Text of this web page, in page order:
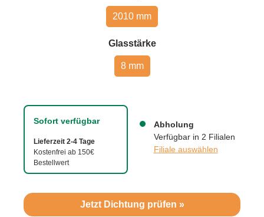
Jetzt Dichtung prüfen »
Sofort verfügbar
Lieferzeit 2-4 Tage
Kostenfrei ab 150€
Bestellwert
Abholung
Verfügbar in 2 Filialen
Filiale auswählen
2010 mm
Glasstärkeauswählen
8 mm